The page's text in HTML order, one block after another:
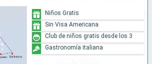
Niños Gratis
Sin Visa Americana
Club de niños gratis desde los 3
Gastronomía italiana